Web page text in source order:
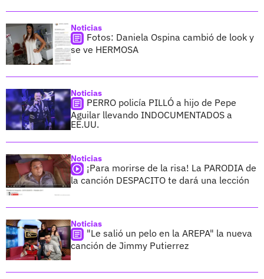
Noticias
Fotos: Daniela Ospina cambió de look y
se ve HERMOSA
Noticias
PERRO policía PILLÓ a hijo de Pepe
Aguilar llevando INDOCUMENTADOS a
EE.UU.
Noticias
¡Para morirse de la risa! La PARODIA de
la canción DESPACITO te dará una lección
Noticias
"Le salió un pelo en la AREPA" la nueva
canción de Jimmy Putierrez